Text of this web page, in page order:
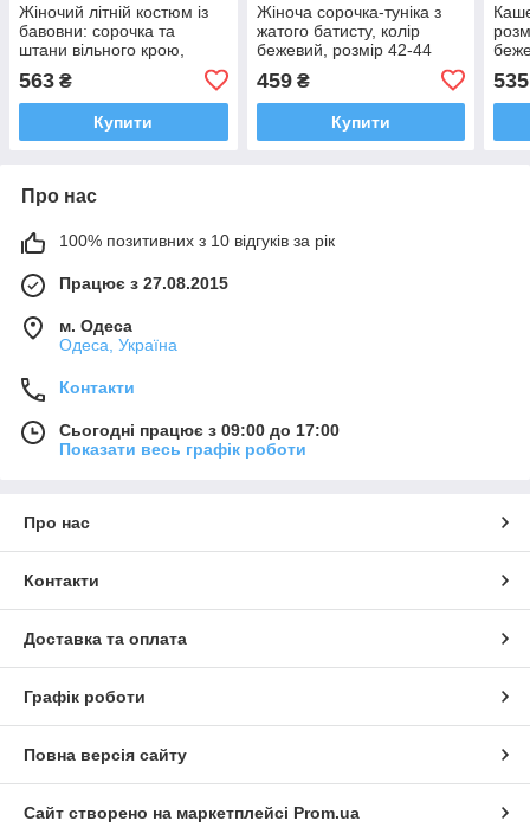
Жіночий літній костюм із
бавовни: сорочка та
штани вільного крою,
колір чорний, розмір 42-44
563 ₴
Купити
Жіноча сорочка-туніка з
жатого батисту, колір
бежевий, розмір 42-44
459₴
Купити
535
Про нас
100% позитивних з 10 відгуків за рік
Працює з 27.08.2015
м. Одеса
Одеса, Україна
Контакти
Сьогодні працює з 09:00 до 17:00
Показати весь графік роботи
Про нас
Контакти
Доставка та оплата
Графік роботи
Повна версія сайту
Сайт створено на маркетплейсі Prom.ua